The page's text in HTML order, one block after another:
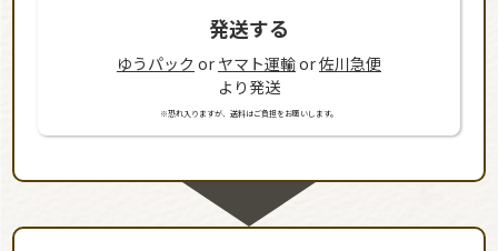
発送する
ゆうパック or ヤマト運輸or佐川急便
より発送
※恐れ入りますが、送料はご負担をお願いします。